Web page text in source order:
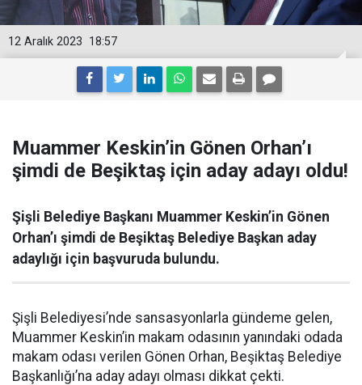
18:57
12 Aralık 2023
Muammer Keskin’in Gönen Orhan’ı
şimdi de Beşiktaş için aday adayı oldu!
Şişli Belediye Başkanı Muammer Keskin’in Gönen
Orhan’ı şimdi de Beşiktaş Belediye Başkan aday
adaylığı için başvuruda bulundu.
Şişli Belediyesi’nde sansasyonlarla gündeme gelen,
Muammer Keskin’in makam odasının yanındaki odada
makam odası verilen Gönen Orhan, Beşiktaş Belediye
Başkanlığı’na aday adayı olması dikkat çekti.